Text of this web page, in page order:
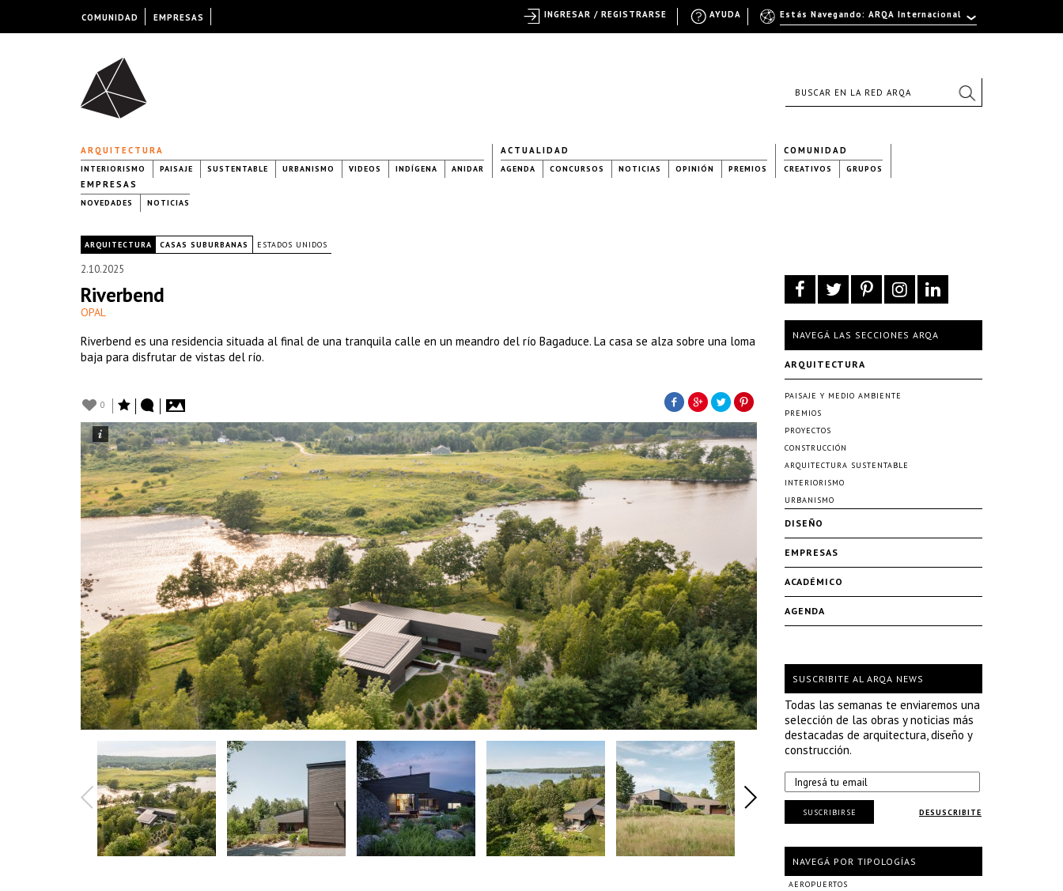
ARQUITECTURA
INTERIORISMO PAISAJE SUSTENTABLE URBANISMO VIDEOS INDÍGENA ANIDAR
ACTUALIDAD
AGENDA CONCURSOS NOTICIAS OPINIÓN PREMIOS
COMUNIDAD
CREATIVOS GRUPOS
EMPRESAS
NOVEDADES NOTICIAS
ARQUITECTURA CASAS SUBURBANAS ESTADOS UNIDOS
2.10.2025
Riverbend
OPAL
Riverbend es una residencia situada al final de una tranquila calle en un meandro del río Bagaduce. La casa se alza sobre una loma
baja para disfrutar de vistas del río.
0
NAVEGÁ LAS SECCIONES ARQA
ARQUITECTURA
PAISAJE Y MEDIO AMBIENTE
PREMIOS
PROYECTOS
CONSTRUCCIÓN
ARQUITECTURA SUSTENTABLE
INTERIORISMO
URBANISMO
DISEÑO
EMPRESAS
ACADÉMICO
AGENDA
SUSCRIBITE AL ARQA NEWS
Todas las semanas te enviaremos una
selección de las obras y noticias más
destacadas de arquitectura, diseño y
construcción.
DESUSCRIBITE
SUSCRIBIRSE
NAVEGÁ POR TIPOLOGÍAS
AEROPUERTOS
COMUNIDAD EMPRESAS Estás Navegando: ARQA Internacional
AYUDA
INGRESAR / REGISTRARSE